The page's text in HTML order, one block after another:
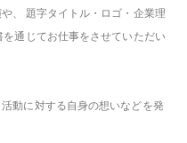
、 題字タイトル・ロゴ・企業理
通じてお仕事をさせていただい
動に対する自身の想いなどを発